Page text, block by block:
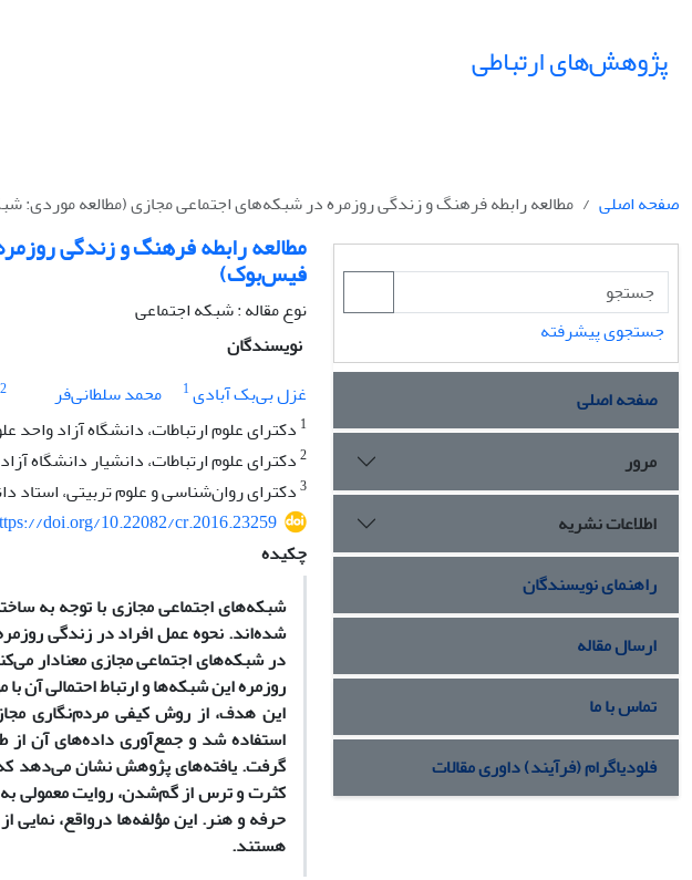
پژوهش‌های ارتباطی
صفحه اصلی مطالعه رابطه فرهنگ و زندگی روزمره در شبکه‌های اجتماعی مجازی (مطالعه موردی:
مطالعه رابطه فرهنگ و زندگی
فیس‌بوک)
نوع مقاله : شبکه اجتماعی
نویسندگان
غزل بی‌بک آبادی1 محمد سلطانی‌فر 2
1 دکترای علوم ارتباطات، دانشگاه آزاد واحد
2دکترای علوم ارتباطات، دانشیار دانشگاه
3دکترای روان‌شناسی و علوم تربیتی، استاد
doi.org/10.22082/cr.2016.23259
چکیده
شبکه‌های اجتماعی مجازی با توجه به
شده‌اند. نحوه عمل افراد در زندگی
در شبکه‌های اجتماعی مجازی معنادار
روزمره این شبکه‌ها و ارتباط احتمالی
استفاده شد و جمع‌آوری داده‌های آن
گرفت. یافته‌های پژوهش نشان می‌دهد که
کثرت و ترس از گم‌شدن، روایت معمولی
حرفه و هنر. این مؤلفه‌ها درواقع،
هستند.
جستجوی پیشرفته
صفحه اصلی
مرور
اطلاعات نشریه
راهنمای نویسندگان
ارسال مقاله
تماس با ما
فلودیاگرام (فرآیند) داوری مقالات